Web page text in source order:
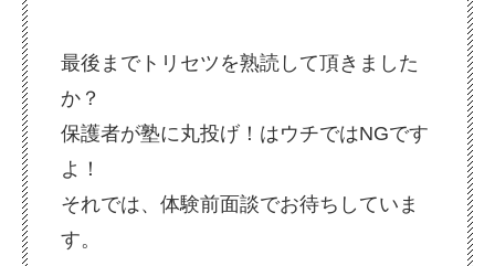
最後までトリセツを熟読して頂きました
か？
保護者が塾に丸投げ！はウチではNGです
よ！
それでは、体験前面談でお待ちしていま
す。